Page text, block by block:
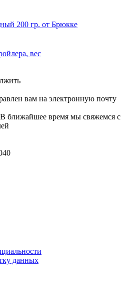
200 гр. от Брюкке
вес
вам на электронную почту
В ближайшее время мы свяжемся с
данных